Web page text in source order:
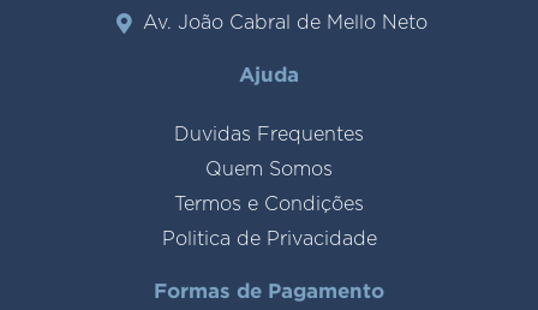
Av. João Cabral de Mello Neto
Ajuda
Duvidas Frequentes
Quem Somos
Termos e Condições
Politica de Privacidade
Formas de Pagamento